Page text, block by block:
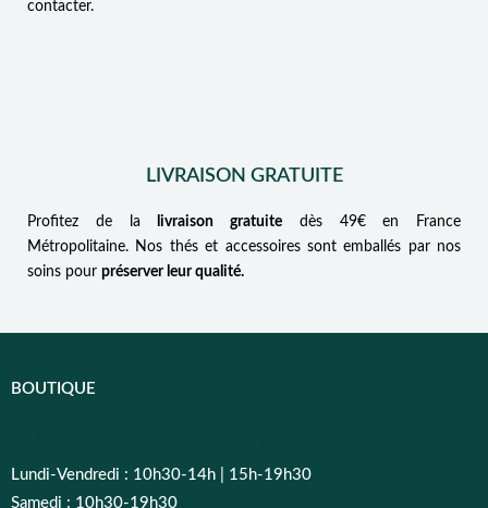
contacter.
LIVRAISON GRATUITE
Profitez de la livraison gratuite dès 49€ en France
Métropolitaine. Nos thés et accessoires sont emballés par nos
soins pour préserver leur qualité.
BOUTIQUE
Lundi-Vendredi : 10h30-14h | 15h-19h30
Samedi : 10h30-19h30